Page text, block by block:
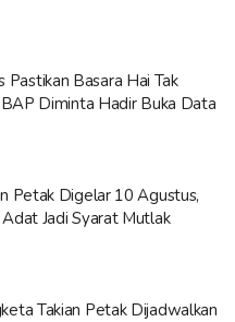
Pastikan Basara Hai Tak
Diminta Hadir Buka Data
Petak Digelar 10 Agustus,
Jadi Syarat Mutlak
Takian Petak Dijadwalkan